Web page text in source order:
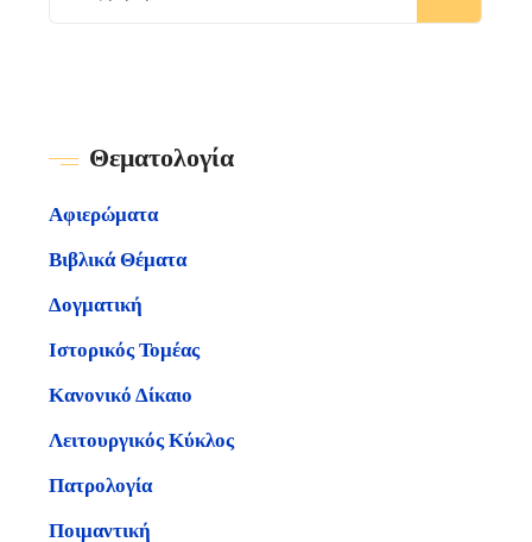
Θεματολογία
Αφιερώματα
Βιβλικά Θέματα
Δογματική
Ιστορικός Τομέας
Κανονικό Δίκαιο
Λειτουργικός Κύκλος
Πατρολογία
Ποιμαντική